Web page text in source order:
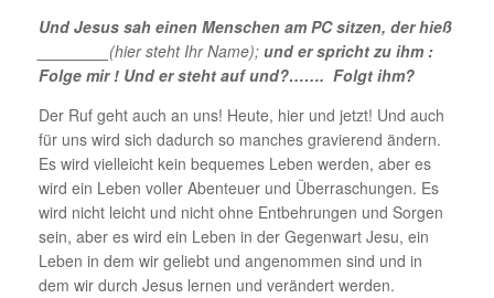
Und Jesus sah einen Menschen am PC sitzen, der hieß
(hier steht Ihr Name); und er spricht zu ihm :
Folge mir ! Und er steht auf und?……. Folgt ihm?
Der Ruf geht auch an uns! Heute, hier und jetzt! Und auch
für uns wird sich dadurch so manches gravierend ändern.
Es wird vielleicht kein bequemes Leben werden, aber es
wird ein Leben voller Abenteuer und Überraschungen. Es
wird nicht leicht und nicht ohne Entbehrungen und Sorgen
sein, aber es wird ein Leben in der Gegenwart Jesu, ein
Leben in dem wir geliebt und angenommen sind und in
dem wir durch Jesus lernen und verändert werden.